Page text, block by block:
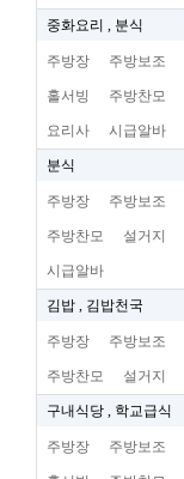
중화요리 , 분식
주방장 주방보조
홀서빙 주방찬모
요리사 시급알바
분식
주방장 주방보조
주방찬모 설거지
시급알바
김밥 , 김밥천국
주방장 주방보조
주방찬모 설거지
구내식당 , 학교급식
주방장 주방보조